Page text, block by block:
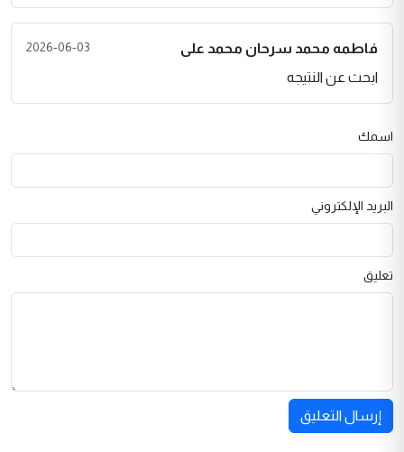
فاطمه محمد سرحان محمد على 2026-06-03
ابحث عن النتيجه
اسمك
البريد الإلكتروني
تعليق
إرسال التعليق